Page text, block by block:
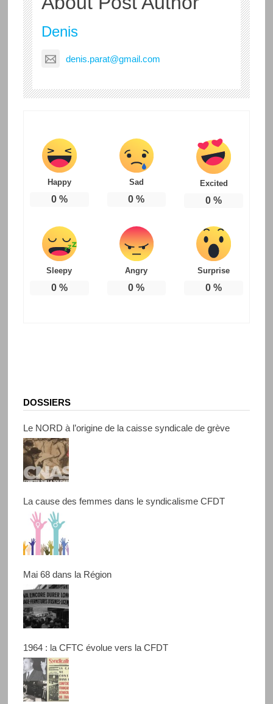
Denis
denis.parat@gmail.com
Happy
0%
Sad
0 %
Excited
0 %
Sleepy
0%
Angry
0 %
Surprise
0 %
DOSSIERS
Le NORD à l’origine de la caisse syndicale de grève
La cause des femmes dans le syndicalisme CFDT
Mai 68 dans la Région
1964 : la CFTC évolue vers la CFDT